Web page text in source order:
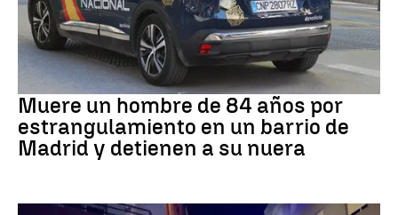
Muere un hombre de 84 años por
estrangulamiento en un barrio de
Madrid y detienen a su nuera